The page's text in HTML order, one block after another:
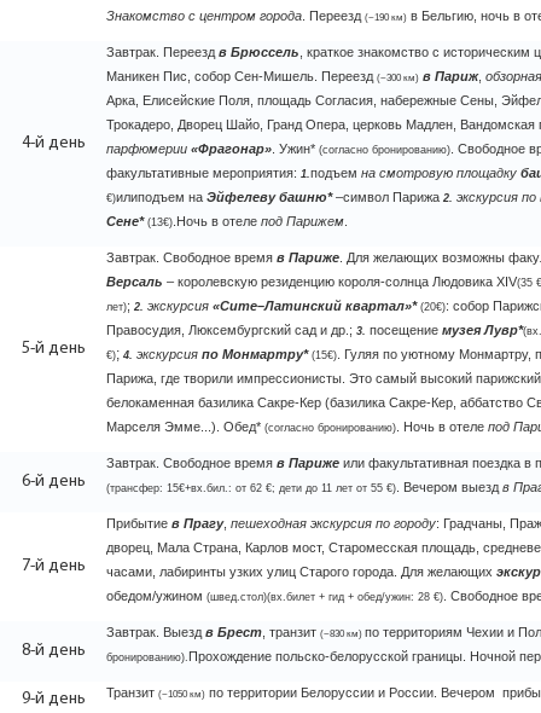
Знакомство с центром города . Переезд (~190 км) в Бельгию, ночь в
4-й день
Завтрак. Переезд в Брюссель краткое знакомство с
Маникен Пис, собор Сен-Мишель. Переезд (~300 км) в Париж,
Арка, Елисейские Поля, площадь Согласия, набережные Сены,
Трокадеро, Дворец Шайо, Гранд Опера, церковь Мадлен,
парфюмерии «Фрагонар» . Ужин* (согласно бронированию) . Свободное
факультативные мероприятия: 1.подъем на смотровую площадку
€)илиподъем на Эйфелеву башню*–символ Парижа 2. экскурсия
Сене* (13€) Ночь в отеле под Парижем
5-й день
Завтрак. Свободное время в Париже . Для желающих возможны
Версаль – королевскую резиденцию короля-солнца Людовика XIV(35
лет); 2. экскурсия «Сите–Латинский квартал»* (20€): собор
Правосудия, Люксембургский сад и др.; 3. посещение музея Лувр*
€); 4. экскурсия по Монмартру* (15€) . Гуляя по уютному Монмартру,
Парижа, где творили импрессионисты. Это самый высокий
белокаменная базилика Сакре-Кер (базилика Сакре-Кер, аббатство
Марселя Эмме...). Обед* (согласно бронированию) . Ночь в отеле под
6-й день
Завтрак. Свободное время в Париже или факультативная поездка в
(трансфер: 15€+вх.бил.: от 62 €; дети до 11 лет от 55 €) . Вечером выезд в
7-й день
Прибытие в Прагу, пешеходная экскурсия по городу: Градчаны,
дворец, Мала Страна, Карлов мост, Старомесская площадь,
часами, лабиринты узких улиц Старого города. Для желающих
обедом/ужином (швед.стол)(вх.билет + гид + обед/ужин: 28 €) . Свободное
8-й день
Завтрак. Выезд в Брест , транзит (~830 км) по территориям Чехии и
бронированию). Прохождение польско-белорусской границы. Ночной
9-й день Транзит (~1050 км) по территории Белоруссии и России. Вечером